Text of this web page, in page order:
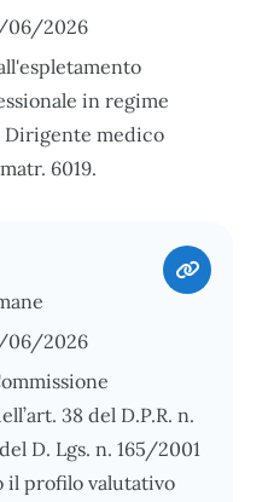
06/2026
in regime
medico
6019.
06/2026
38 del D.P.R. n.
D. Lgs. n. 165/2001
il profilo valutativo